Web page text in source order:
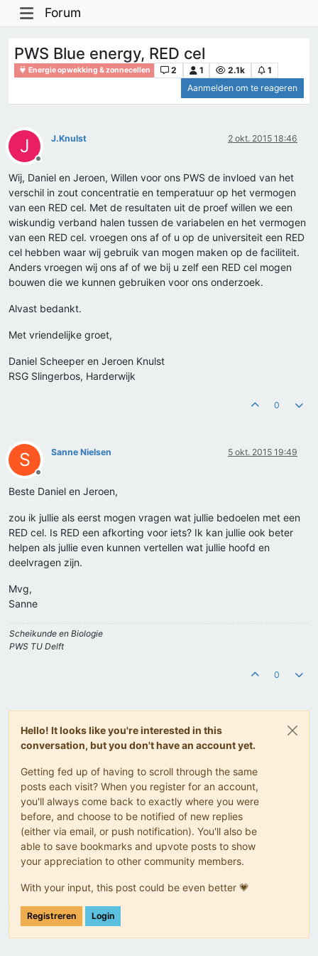
Forum
PWS Blue energy, RED cel
Energie opwekking & zonnecellen 2 1 2.1k
1
Aanmelden om te reageren
J
Offline
J.Knulst 2 okt. 2015 18:46
Wij, Daniel en Jeroen, Willen voor ons PWS de invloed van het
verschil in zout concentratie en temperatuur op het vermogen
van een RED cel. Met de resultaten uit de proef willen we een
wiskundig verband halen tussen de variabelen en het vermogen
van een RED cel. vroegen ons af of u op de universiteit een RED
cel hebben waar wij gebruik van mogen maken op de faciliteit.
Anders vroegen wij ons af of we bij u zelf een RED cel mogen
bouwen die we kunnen gebruiken voor ons onderzoek.
Alvast bedankt.
Met vriendelijke groet,
Daniel Scheeper en Jeroen Knulst
RSG Slingerbos, Harderwijk
0
S
Offline
Sanne Nielsen 5 okt. 2015 19:49
Beste Daniel en Jeroen,
zou ik jullie als eerst mogen vragen wat jullie bedoelen met een
RED cel. Is RED een afkorting voor iets? Ik kan jullie ook beter
helpen als jullie even kunnen vertellen wat jullie hoofd en
deelvragen zijn.
Mvg,
Sanne
Scheikunde en Biologie
PWS TU Delft
0
Hello! It looks like you're interested in this
conversation, but you don't have an account yet.
Getting fed up of having to scroll through the same
posts each visit? When you register for an account,
you'll always come back to exactly where you were
before, and choose to be notified of new replies
(either via email, or push notification). You'll also be
able to save bookmarks and upvote posts to show
your appreciation to other community members.
With your input, this post could be even better 💗
Registreren Login